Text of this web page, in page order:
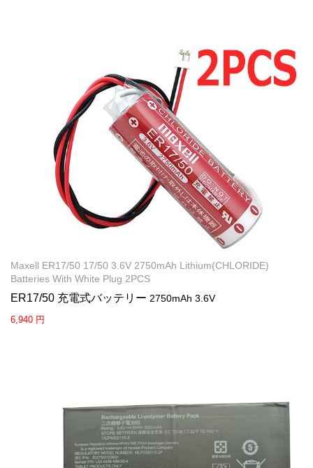
Maxell ER17/50 17/50 3.6V 2750mAh Lithium(CHLORIDE)
Batteries With White Plug 2PCS
ER17/50 充電式バッテリー 2750mAh 3.6V
6,940 円